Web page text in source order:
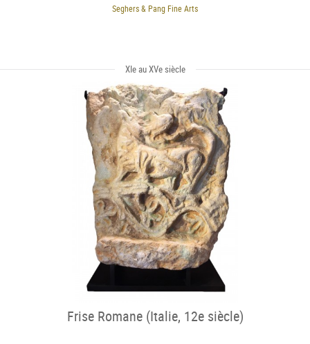
Seghers & Pang Fine Arts
XIe au XVe siècle
Frise Romane (Italie, 12e siècle)